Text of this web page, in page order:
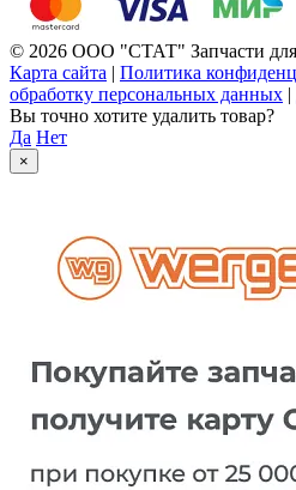
© 2026 ООО "СТАТ" Запчасти
Карта сайта | Политика
обработку персональных данных |
Вы точно хотите удалить товар?
Да Нет
×